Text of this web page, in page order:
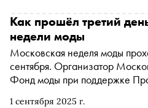
1 сентября 2025 г.
Как прошёл третий
недели моды
Московская неделя моды
сентября. Организатор
Фонд моды при поддержке